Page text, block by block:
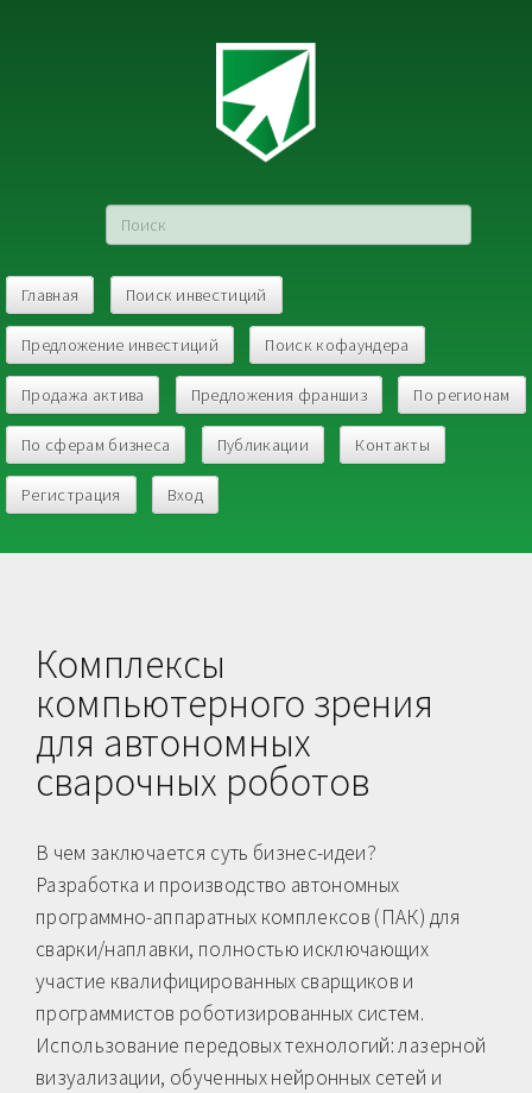
Главная Поиск инвестиций
Предложение инвестиций Поиск кофаундера
Продажа актива Предложения франшиз По регионам
По сферам бизнеса Публикации Контакты
Регистрация Вход
Комплексы
компьютерного зрения
для автономных
сварочных роботов
В чем заключается суть бизнес-идеи?
Разработка и производство автономных
программно-аппаратных комплексов (ПАК) для
сварки/наплавки, полностью исключающих
участие квалифицированных сварщиков и
программистов роботизированных систем.
Использование передовых технологий: лазерной
визуализации, обученных нейронных сетей и